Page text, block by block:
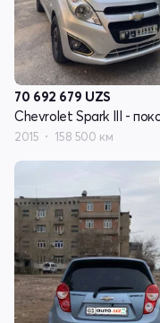
70 692 679 UZS
2015 158 500 км